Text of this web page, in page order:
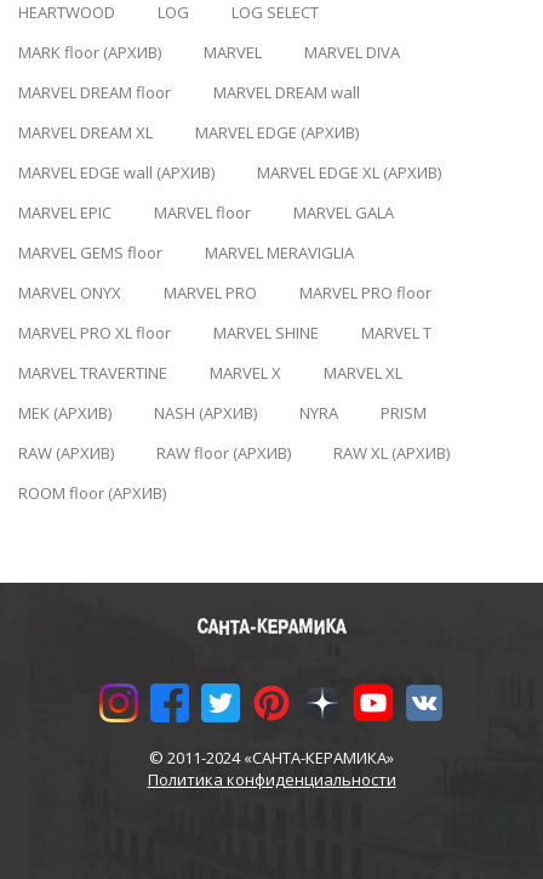
HEARTWOOD
LOG
LOG SELECT
MARK floor (АРХИВ)
MARVEL
MARVEL DIVA
MARVEL DREAM floor
MARVEL DREAM wall
MARVEL DREAM XL
MARVEL EDGE (АРХИВ)
MARVEL EDGE wall (АРХИВ)
MARVEL EDGE XL (АРХИВ)
MARVEL EPIC
MARVEL floor
MARVEL GALA
MARVEL GEMS floor
MARVEL MERAVIGLIA
MARVEL ONYX
MARVEL PRO
MARVEL PRO floor
MARVEL PRO XL floor
MARVEL SHINE
MARVEL T
MARVEL TRAVERTINE
MARVEL X
MARVEL XL
MEK (АРХИВ)
NASH (АРХИВ) NYRA
PRISM
RAW (АРХИВ)
RAW floor (АРХИВ)
RAW XL (АРХИВ)
ROOM floor (АРХИВ)
© 2011-2024 «САНТА-КЕРАМИКА»
Политика конфиденциальности